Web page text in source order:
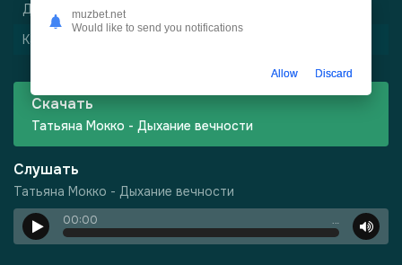
Длительность:
Качество:
Скачать
Татьяна Мокко - Дыхание вечности
Слушать
Татьяна Мокко - Дыхание вечности
00:00 …
Город Грехов
muzbet.net
Would like to send you notifications
Allow Discard